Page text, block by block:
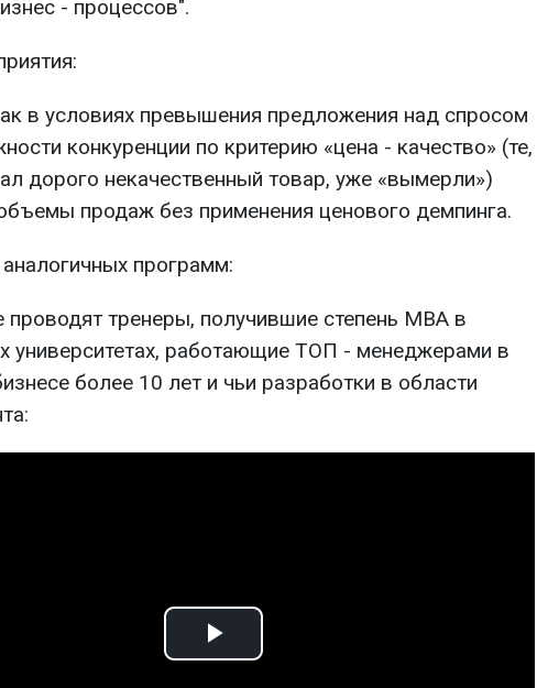
- процессов".
в условиях превышения предложения над спросом
конкуренции по критерию «цена - качество» (те,
дорого некачественный товар, уже «вымерли»)
продаж без применения ценового демпинга.
программ:
проводят тренеры, получившие степень МВА в
университетах, работающие ТОП - менеджерами в
более 10 лет и чьи разработки в области
Play